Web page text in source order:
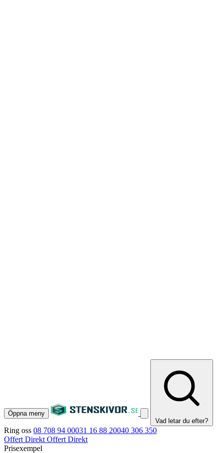
Öppna meny
Vad letar du efter?
Ring oss 08 708 94 00031 16 88 20040 306 350
Offert Direkt Offert Direkt
Prisexempel